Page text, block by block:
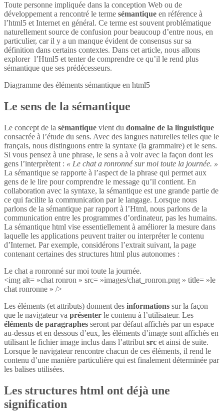
Toute personne impliquée dans la conception Web ou de
développement a rencontré le terme sémantique en référence à
l’html5 et Internet en général. Ce terme est souvent problématique
naturellement source de confusion pour beaucoup d’entre nous, en
particulier, car il y a un manque évident de consensus sur sa
définition dans certains contextes. Dans cet article, nous allons
explorer l’Html5 et tenter de comprendre ce qu’il le rend plus
sémantique que ses prédécesseurs.
Diagramme des éléments sémantique en html5
Le sens de la sémantique
Le concept de la sémantique vient du domaine de la linguistique
consacrée à l’étude du sens. Avec des langues naturelles telles que le
français, nous distinguons entre la syntaxe (la grammaire) et le sens.
Si vous pensez à une phrase, le sens a à voir avec la façon dont les
gens l’interprètent : « Le chat a ronronné sur moi toute la journée. »
La sémantique se rapporte à l’aspect de la phrase qui permet aux
gens de le lire pour comprendre le message qu’il contient. En
collaboration avec la syntaxe, la sémantique est une grande partie de
ce qui facilite la communication par le langage. Lorsque nous
parlons de la sémantique par rapport à l’Html, nous parlons de la
communication entre les programmes d’ordinateur, pas les humains.
La sémantique html vise essentiellement à améliorer la mesure dans
laquelle les applications peuvent traiter ou interpréter le contenu
d’Internet. Par exemple, considérons l’extrait suivant, la page
contenant certaines des structures html plus autonomes :
Le chat a ronronné sur moi toute la journée.
<img alt= »chat ronron » src= »images/chat_ronron.png » title= »le
chat ronronne » />
Les éléments (et attributs) donnent des informations sur la façon
que le navigateur va présenter le contenu à l’utilisateur. Les
éléments de paragraphes seront par défaut affichés par un espace
au-dessus et en dessous d’eux, les éléments d’image sont affichés en
utilisant le fichier image inclus dans l’attribut src et ainsi de suite.
Lorsque le navigateur rencontre chacun de ces éléments, il rend le
contenu d’une manière particulière qui est finalement déterminée par
les balises utilisées.
Les structures html ont déjà une
signification